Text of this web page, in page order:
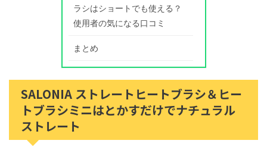
ラシはショートでも使える？
使用者の気になる口コミ
まとめ
SALONIA ストレートヒートブラシ＆ヒー
トブラシミニはとかすだけでナチュラル
ストレート